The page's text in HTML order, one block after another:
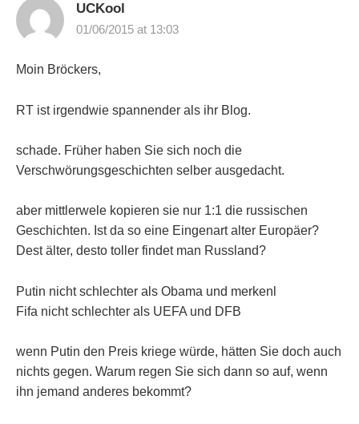
UCKool
01/06/2015 at 13:03
Moin Bröckers,
RT ist irgendwie spannender als ihr Blog.
schade. Früher haben Sie sich noch die
Verschwörungsgeschichten selber ausgedacht.
aber mittlerwele kopieren sie nur 1:1 die russischen
Geschichten. Ist da so eine Eingenart alter Europäer?
Dest älter, desto toller findet man Russland?
Putin nicht schlechter als Obama und merkenl
Fifa nicht schlechter als UEFA und DFB
wenn Putin den Preis kriege würde, hätten Sie doch auch
nichts gegen. Warum regen Sie sich dann so auf, wenn
ihn jemand anderes bekommt?